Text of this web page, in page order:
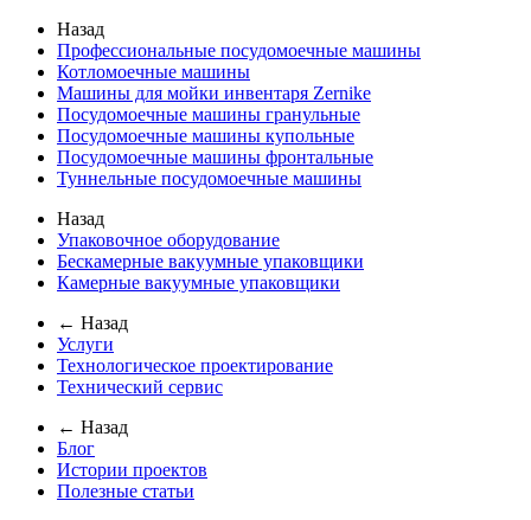
Назад
Профессиональные посудомоечные машины
Котломоечные машины
Машины для мойки инвентаря Zernike
Посудомоечные машины гранульные
Посудомоечные машины купольные
Посудомоечные машины фронтальные
Туннельные посудомоечные машины
Назад
Упаковочное оборудование
Бескамерные вакуумные упаковщики
Камерные вакуумные упаковщики
← Назад
Услуги
Технологическое проектирование
Технический сервис
← Назад
Блог
Истории проектов
Полезные статьи